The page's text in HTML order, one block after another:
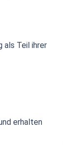
als Teil ihrer
erhalten